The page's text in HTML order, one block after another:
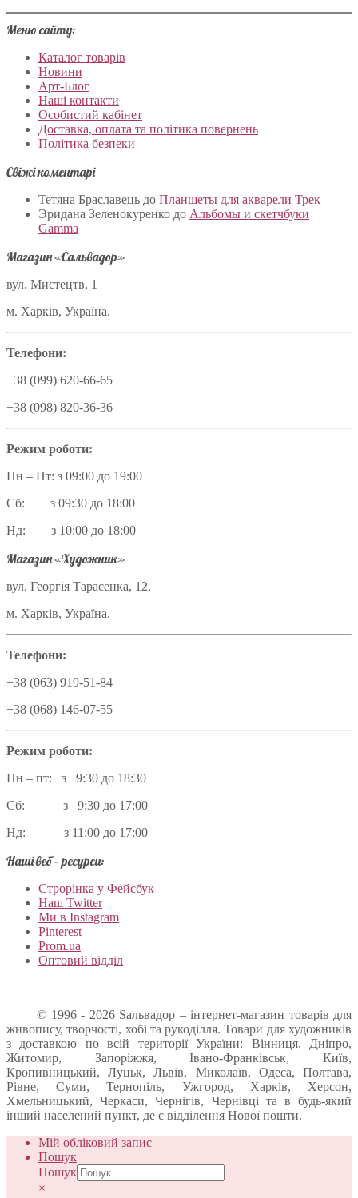
Меню сайту:
Каталог товарів
Новини
Арт-Блог
Наші контакти
Особистий кабінет
Доставка, оплата та політика повернень
Політика безпеки
Свіжі коментарі
Тетяна Браславець до Планшеты для акварели Трек
Эридана Зеленокуренко до Альбомы и скетчбуки
Gamma
Магазин «Сальвадор»
вул. Мистецтв, 1
м. Харків, Україна.
Телефони:
+38 (099) 620-66-65
+38 (098) 820-36-36
Режим роботи:
Пн – Пт: з 09:00 до 19:00
Сб: з 09:30 до 18:00
Нд: з 10:00 до 18:00
Магазин «Художник»
вул. Георгія Тарасенка, 12,
м. Харків, Україна.
Телефони:
+38 (063) 919-51-84
+38 (068) 146-07-55
Режим роботи:
Пн – пт: з 9:30 до 18:30
Сб: з 9:30 до 17:00
Нд: з 11:00 до 17:00
Наші веб – ресурси:
Строрінка у Фейсбук
Наш Twitter
Ми в Instagram
Pinterest
Prom.ua
Оптовий відділ
© 1996 - 2026 Sальвадор – інтернет-магазин товарів для
живопису, творчості, хобі та рукоділля. Товари для художників
з доставкою по всій території України: Вінниця, Дніпро,
Житомир, Запоріжжя, Івано-Франківськ, Київ,
Кропивницький, Луцьк, Львів, Миколаїв, Одеса, Полтава,
Рівне, Суми, Тернопіль, Ужгород, Харків, Херсон,
Хмельницький, Черкаси, Чернігів, Чернівці та в будь-який
інший населений пункт, де є відділення Нової пошти.
Мій обліковий запис
Пошук
Пошук
×